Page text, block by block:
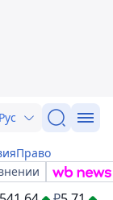
Рус
Право